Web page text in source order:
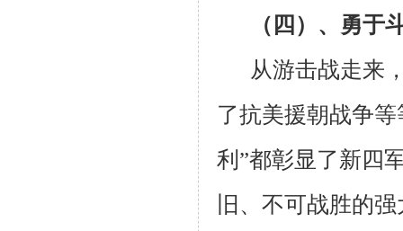
（四）、勇于
从游击战走来
了抗美援朝战争
利”都彰显了新四
旧、不可战胜的